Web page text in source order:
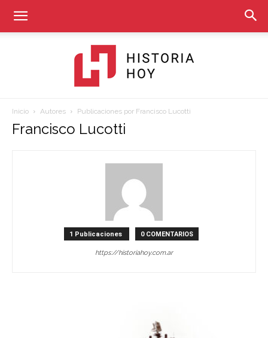
Historia
Inicio Autores Publicaciones por Francisco Lucotti
Francisco Lucotti
1 Publicaciones 0 COMENTARIOS
https://historiahoy.com.ar